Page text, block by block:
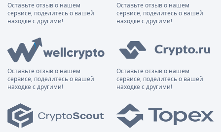
Оставьте отзыв о нашем
сервисе, поделитесь о вашей
находке с другими!
Оставьте отзыв о нашем
сервисе, поделитесь о вашей
находке с другими!
Оставьте отзыв о нашем
сервисе, поделитесь о вашей
находке с другими!
Оставьте отзыв о нашем
сервисе, поделитесь о вашей
находке с другими!